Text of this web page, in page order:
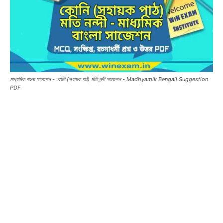
মাধ্যমিক বাংলা সাজেশন - কোনি (সহায়ক পাঠ) মতি নন্দী সাজেশন - Madhyamik Bengali Suggestion
PDF